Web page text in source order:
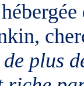
plus